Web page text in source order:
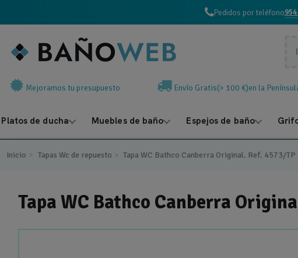
Pedidos por teléfono
Mejoramos tu presupuesto Envío Gratis(> 100 €)en la
Platos de ducha Muebles de baño Espejos de baño
Inicio Tapas Wc de repuesto Tapa WC Bathco Canberra Original. Ref. 4573/TP
Tapa WC Bathco Canberra